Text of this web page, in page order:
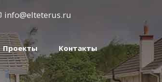
info@elteterus.ru
Проекты Контакты